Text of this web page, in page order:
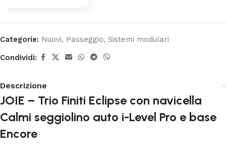
Categorie: Nuovi, Passeggio, Sistemi modulari
Condividi:
Descrizione
JOIE – Trio Finiti Eclipse con navicella
Calmi seggiolino auto i-Level Pro e base
Encore